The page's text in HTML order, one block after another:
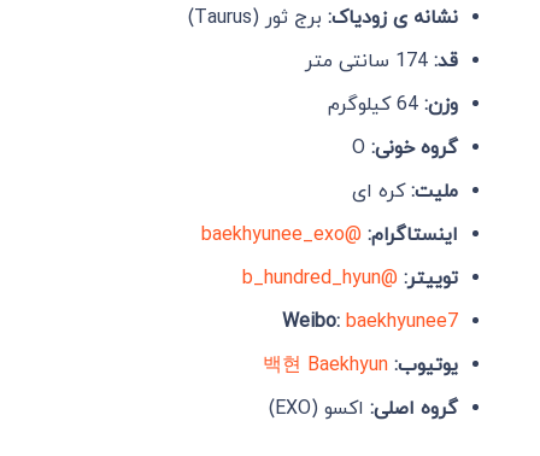
نشانه ی زودیاک: برج ثور (Taurus)
قد:
وزن:
گروه خونی:
ملیت:کره ای
اینستاگرام: @baekhyunee_exo
توییتر: @b_hundred_hyun
Weibo: baekhyunee7
یوتیوب: 백현 Baekhyun
گروه اصلی: اکسو (EXO)